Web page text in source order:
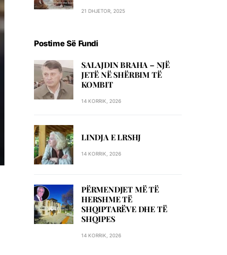
21 DHJETOR, 2025
Postime Së Fundi
SALAJDIN BRAHA – NJЁ
JETЁ NЁ SHЁRBIM TЁ
KOMBIT
14 KORRIK, 2026
LINDJA E LRSHJ
14 KORRIK, 2026
PËRMENDJET MË TË
HERSHME TË
SHQIPTARËVE DHE TË
SHQIPES
14 KORRIK, 2026